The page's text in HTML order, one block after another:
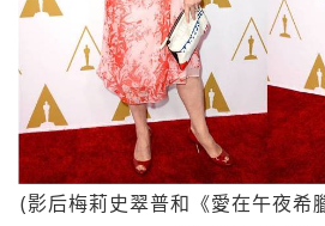
(影后梅莉史翠普和《愛在午夜希